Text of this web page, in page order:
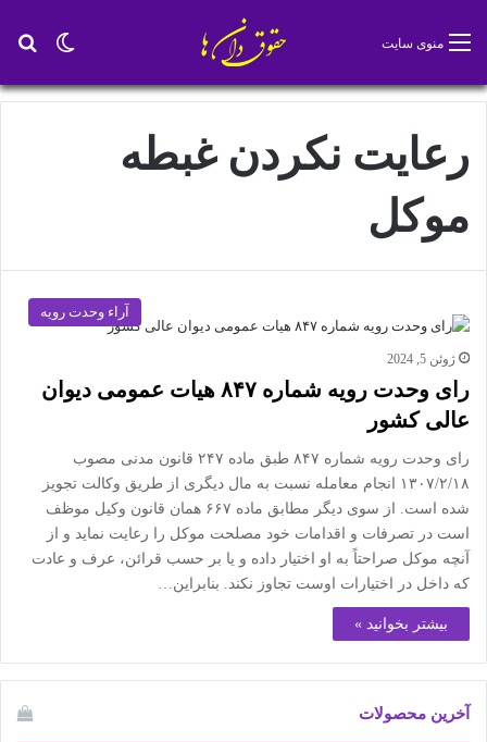
تغییر منوی سایت
رعایت نکردن غبطه
موکل
آراء وحدت رویه
ژوئن 5, 2024
رای وحدت رویه شماره ۸۴۷ هیات عمومی دیوان
عالی کشور
رای وحدت رویه شماره ۸۴۷ طبق ماده ٢۴٧ قانون مدنی مصوب
١٣٠٧/٢/١٨ انجام معامله نسبت به مال دیگری از طریق وکالت تجویز
شده است. از سوی دیگر مطابق ماده ۶۶٧ همان قانون وکیل موظف
است در تصرفات و اقدامات خود مصلحت موکل را رعایت نماید و از
آنچه موکل صراحتاً به او اختیار داده و یا بر حسب قرائن، عرف و عادت
که داخل در اختیارات اوست تجاوز نکند. بنابراین…
بیشتر بخوانید »
آخرین محصولات